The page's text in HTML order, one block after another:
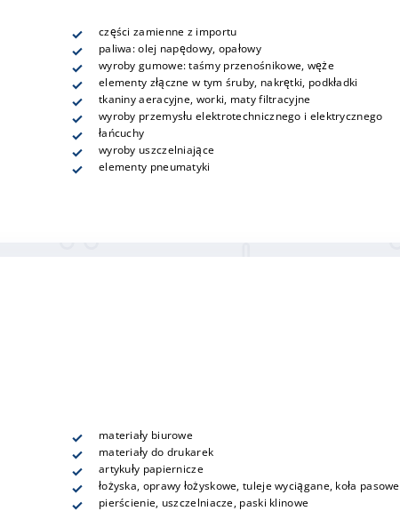
części zamienne z importu
paliwa: olej napędowy, opałowy
wyroby gumowe: taśmy przenośnikowe, węże
elementy złączne w tym śruby, nakrętki, podkładki
tkaniny aeracyjne, worki, maty filtracyjne
wyroby przemysłu elektrotechnicznego i elektrycznego
łańcuchy
wyroby uszczelniające
elementy pneumatyki
materiały biurowe
materiały do drukarek
artykuły papiernicze
łożyska, oprawy łożyskowe, tuleje wyciągane, koła pasowe
pierścienie, uszczelniacze, paski klinowe